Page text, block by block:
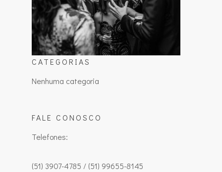
CATEGORIAS
Nenhuma categoria
FALE CONOSCO
Telefones:
(51) 3907-4785 / (51) 99655-8145